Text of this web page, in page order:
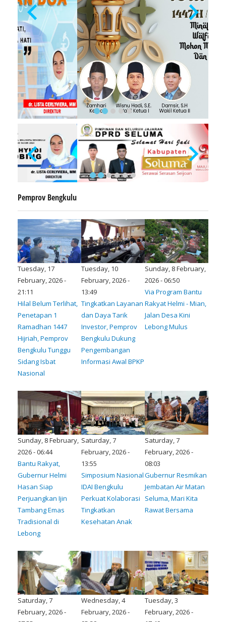
Pemprov Bengkulu
Tuesday, 17
February, 2026 -
21:11
Hilal Belum Terlihat,
Penetapan 1
Ramadhan 1447
Hijriah, Pemprov
Bengkulu Tunggu
Sidang Isbat
Nasional
Tuesday, 10
February, 2026 -
13:49
Tingkatkan Layanan
dan Daya Tarik
Investor, Pemprov
Bengkulu Dukung
Pengembangan
Informasi Awal BPKP
Sunday, 8 February,
2026 - 06:50
Via Program Bantu
Rakyat Helmi - Mian,
Jalan Desa Kini
Lebong Mulus
Sunday, 8 February,
2026 - 06:44
Bantu Rakyat,
Gubernur Helmi
Hasan Siap
Perjuangkan Ijin
Tambang Emas
Tradisional di
Lebong
Saturday, 7
February, 2026 -
13:55
Simposium Nasional
IDAI Bengkulu
Perkuat Kolaborasi
Tingkatkan
Kesehatan Anak
Saturday, 7
February, 2026 -
08:03
Gubernur Resmikan
Jembatan Air Matan
Seluma, Mari Kita
Rawat Bersama
Saturday, 7
February, 2026 -
Wednesday, 4
February, 2026 -
Tuesday, 3
February, 2026 -